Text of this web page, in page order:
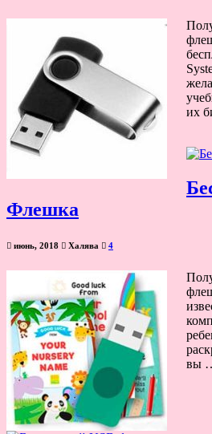
их
Флешка
июнь, 2018 Халява 4
вы